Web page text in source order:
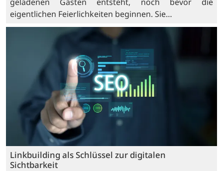
eigentlichen Feierlichkeiten beginnen. Sie…
Linkbuilding als Schlüssel zur digitalen
Sichtbarkeit